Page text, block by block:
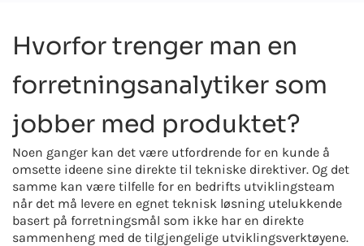
Hvorfor trenger man en
forretningsanalytiker som
jobber med produktet?
Noen ganger kan det være utfordrende for en kunde å
omsette ideene sine direkte til tekniske direktiver. Og det
samme kan være tilfelle for en bedrifts utviklingsteam
når det må levere en egnet teknisk løsning utelukkende
basert på forretningsmål som ikke har en direkte
sammenheng med de tilgjengelige utviklingsverktøyene.